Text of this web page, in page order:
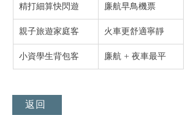
精打細算快閃遊 廉航早鳥機票
親子旅遊家庭客 火車更舒適寧靜
小資學生背包客 廉航 + 夜車最平
返回